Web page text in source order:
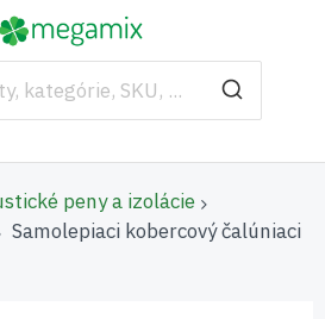
peny a izolácie
Samolepiaci kobercový čalúniaci